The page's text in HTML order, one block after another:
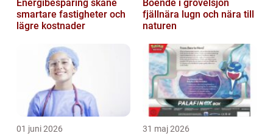
Energibesparing skåne
smartare fastigheter och
lägre kostnader
Boende i grövelsjön
fjällnära lugn och nära till
naturen
01 juni 2026 31 maj 2026